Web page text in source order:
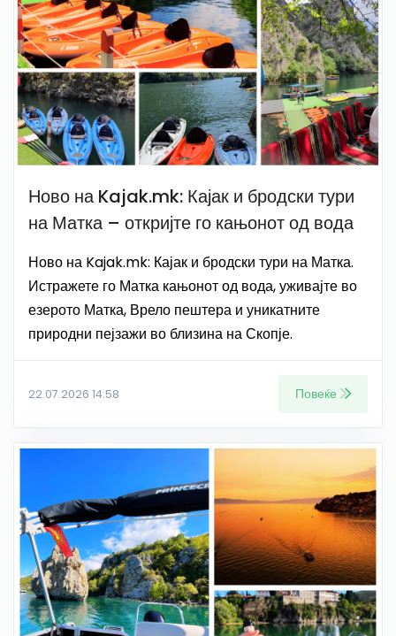
Ново на Kajak.mk: Кајак и бродски тури
на Матка – откријте го кањонот од вода
Ново на Kajak.mk: Кајак и бродски тури на Матка.
Истражете го Матка кањонот од вода, уживајте во
езерото Матка, Врело пештера и уникатните
природни пејзажи во близина на Скопје.
22.07.2026 14:58 Повеќе